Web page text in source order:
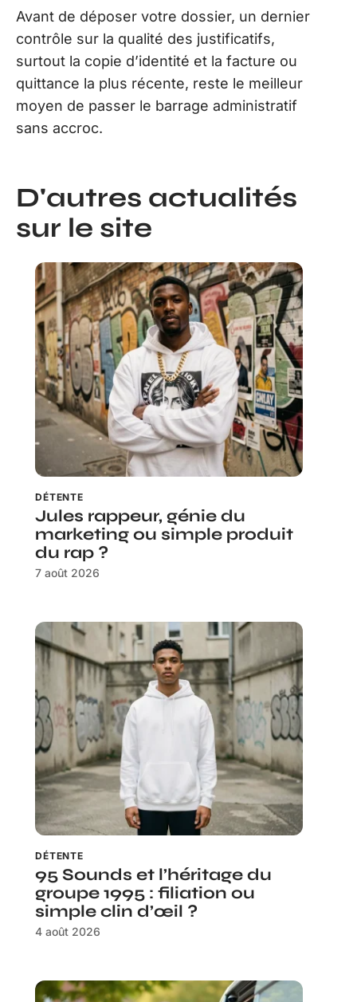
Avant de déposer votre dossier, un dernier
contrôle sur la qualité des justificatifs,
surtout la copie d’identité et la facture ou
quittance la plus récente, reste le meilleur
moyen de passer le barrage administratif
sans accroc.
D'autres actualités
sur le site
DÉTENTE
Jules rappeur, génie du
marketing ou simple produit
du rap ?
7 août 2026
DÉTENTE
95 Sounds et l’héritage du
groupe 1995 : filiation ou
simple clin d’œil ?
4 août 2026